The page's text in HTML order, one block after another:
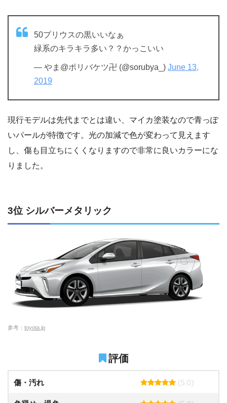
50プリウスの黒いいなぁ
緑系のキラキラ多い？？かっこいい
— やま@ポリバケツ卍 (@sorubya_) June 13,
2019
現行モデルは先代までとは違い、マイカ塗装なので青っぽ
いパールが特徴です。光の加減で色が変わって見えます
し、傷も目立ちにくくなりますので非常に良いカラーにな
りました。
3位 シルバーメタリック
参考： toyota.jp
評価
傷・汚れ (5.0)